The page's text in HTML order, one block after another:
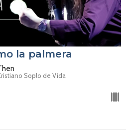
la palmera
Soplo de Vida